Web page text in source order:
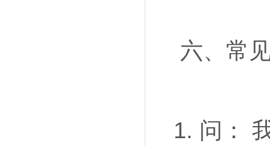
六、常
1. 问：